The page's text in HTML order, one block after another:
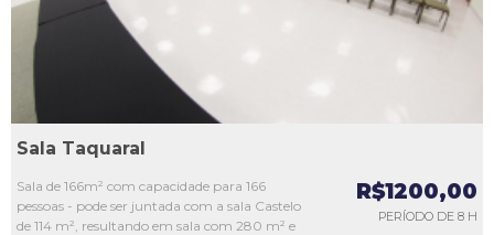
Sala Taquaral
Sala de 166m² com capacidade para 166
pessoas - pode ser juntada com a sala Castelo
de 114 m², resultando em sala com 280 m² e
R$1200,00
PERÍODO DE 8 H